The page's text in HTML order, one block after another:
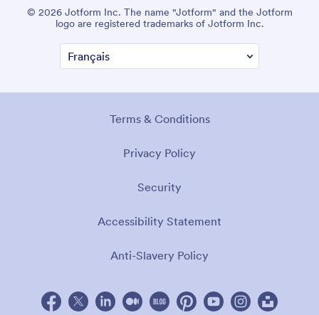
© 2026 Jotform Inc. The name "Jotform" and the Jotform
logo are registered trademarks of Jotform Inc.
Terms & Conditions
Privacy Policy
Security
Accessibility Statement
Anti-Slavery Policy